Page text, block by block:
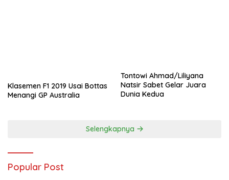
Klasemen F1 2019 Usai Bottas
Menangi GP Australia
Tontowi Ahmad/Liliyana
Natsir Sabet Gelar Juara
Dunia Kedua
Selengkapnya
Popular Post